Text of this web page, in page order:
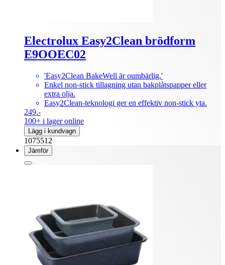
Electrolux Easy2Clean brödform
E9OOEC02
'Easy2Clean BakeWell är oumbärlig.'
Enkel non-stick tillagning utan bakplåtspapper eller
extra olja.
Easy2Clean-teknologi ger en effektiv non-stick yta.
249.-
100+ i lager online
Lägg i kundvagn
1075512
Jämför